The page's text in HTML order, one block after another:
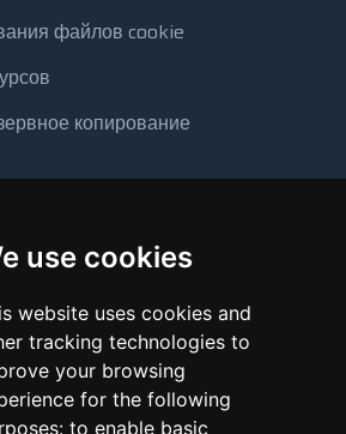
use cookies
website uses cookies and
tracking technologies to
your browsing
for the following
to enable basic
файлов cookie
копирование